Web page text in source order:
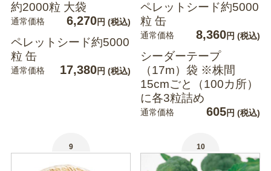
約2000粒 大袋
通常価格 6,270円 (税込)
ペレットシード約5000
粒 缶
通常価格 17,380円 (税込)
ペレットシード約5000
粒 缶
通常価格 8,360円 (税込)
シーダーテープ
（17m）袋 ※株間
15cmごと（100カ所）
に各3粒詰め
通常価格 605円 (税込)
9 10